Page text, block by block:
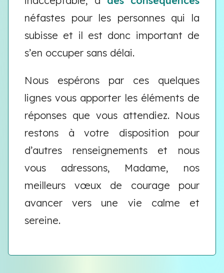
néfastes pour les personnes qui la
subisse et il est donc important de
s’en occuper sans délai.
Nous espérons par ces quelques
lignes vous apporter les éléments de
réponses que vous attendiez. Nous
restons à votre disposition pour
d’autres renseignements et nous
vous adressons, Madame, nos
meilleurs vœux de courage pour
avancer vers une vie calme et
sereine.